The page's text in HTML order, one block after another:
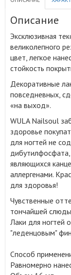
Описание
Эксклюзивная
великолепного
цвет, легкое
стойкость
Декоративные
повседневных,
«на выход».
WULA Nailsoul
здоровье
для ногтей не
являющихся
аллергенами.
для здоровья!
Чувственные
тончайшей
Лаки для ногтей
"леденцовым"
Способ
Равномерно